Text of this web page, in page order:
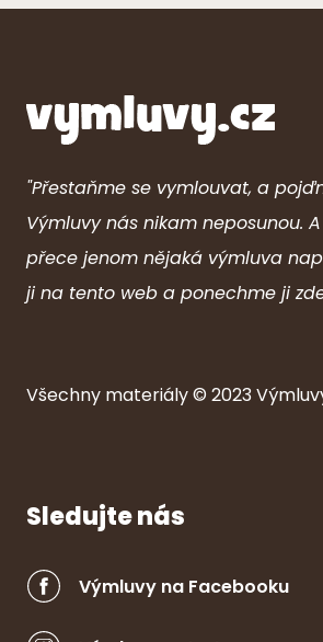
"Přestaňme se vymlouvat, a
Výmluvy nás nikam neposunou.
přece jenom nějaká výmluva
ji na tento web a ponechme ji
Všechny materiály © 2023
Sledujte nás
Výmluvy na Facebooku